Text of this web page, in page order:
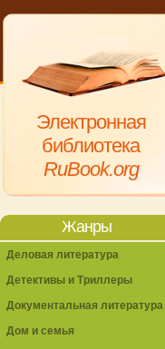
Электронная
библиотека
RuBook.org
Жанры
Деловая литература
Детективы и Триллеры
Документальная литература
Дом и семья